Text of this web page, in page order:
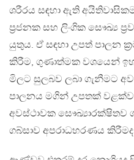
ශරීරය සඳහා ඇති
ප‍්‍රජනක සහ ලිංගික සෞඛ්‍ය
යුතුය. ඒ සඳහා උපත් පාලන
කිරීම, ගුණාත්මක වශයෙන්
මිලට සුලබව ලබා ගැනීමට
පාලනය මගින් උපතක්
අවස්ථාවක සෞඛ්‍යාරක්ෂිතව
ගබ්සාව අපරාධහරණය